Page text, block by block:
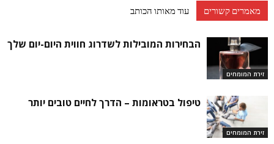
מאמרים קשורים עוד מאותו הכותב
זירת המומחים
הבחירות המובילות לשדרוג חווית היום-יום שלך
זירת המומחים
טיפול בטראומות – הדרך לחיים טובים יותר